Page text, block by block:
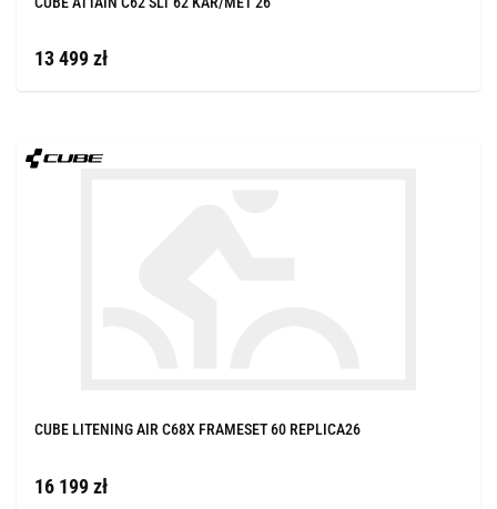
13 499 zł
CUBE LITENING AIR C68X FRAMESET 60 REPLICA26
16 199 zł